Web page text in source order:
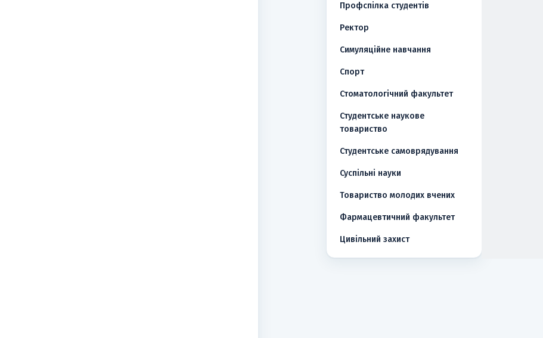
Профспілка студентів
Ректор
Симуляційне навчання
Спорт
Стоматологічний факультет
Студентське наукове
товариство
Студентське самоврядування
Суспільні науки
Товариство молодих вчених
Фармацевтичний факультет
Цивільний захист